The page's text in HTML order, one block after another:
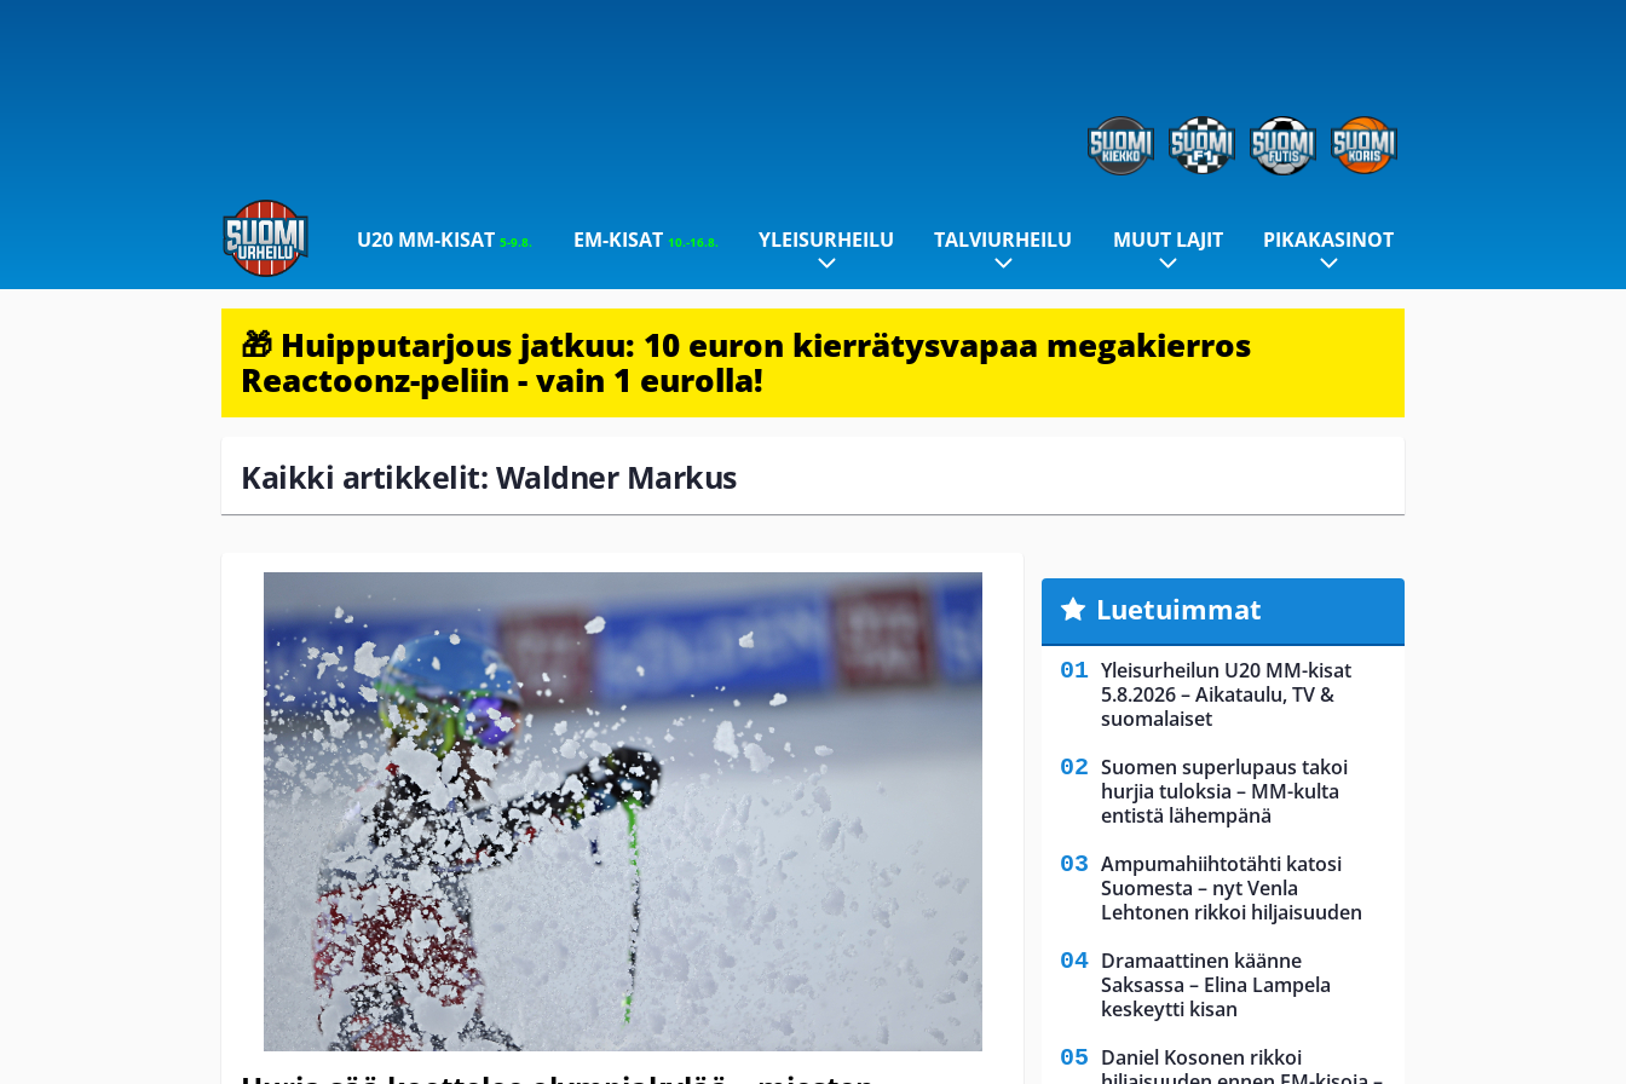
U20 MM-KISAT5-9.8. EM-KISAT 10.-16.8. YLEISURHEILU TALVIURHEILU MUUT LAJIT PIKAKASINOT
🎁 Huipputarjous jatkuu: 10 euron kierrätysvapaa megakierros
Reactoonz-peliin - vain 1 eurolla!
Kaikki artikkelit: Waldner Markus
Luetuimmat
Yleisurheilun U20 MM-kisat
5.8.2026 – Aikataulu, TV &
suomalaiset
Suomen superlupaus takoi
hurjia tuloksia – MM-kulta
entistä lähempänä
Ampumahiihtotähti katosi
Suomesta – nyt Venla
Lehtonen rikkoi hiljaisuuden
Dramaattinen käänne
Saksassa – Elina Lampela
keskeytti kisan
Daniel Kosonen rikkoi